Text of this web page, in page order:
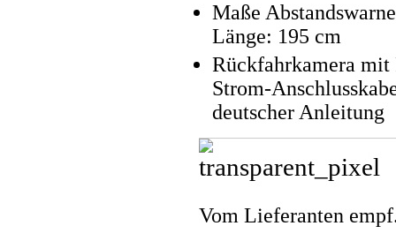
Maße
Länge: 195 cm
Rückfahrkamera mit
Strom-
deutscher Anleitung
Vom Lieferanten